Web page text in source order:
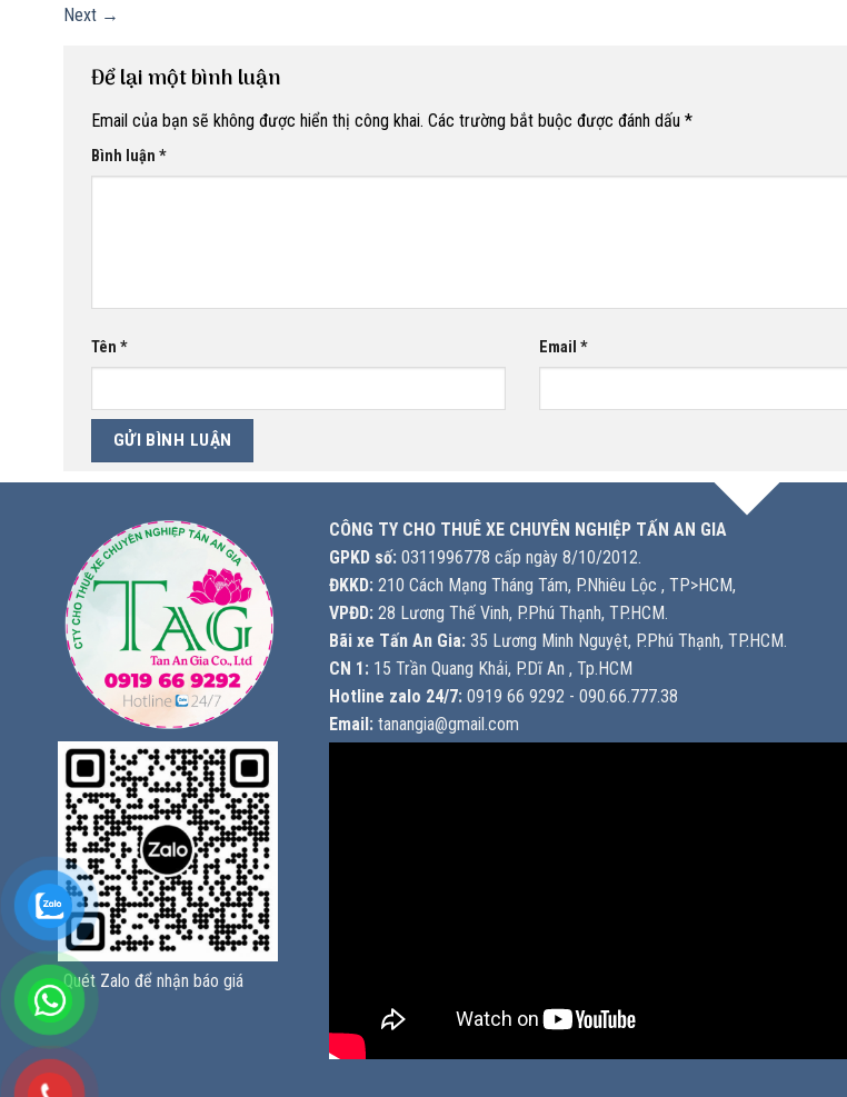
Next →
Để lại một bình luận
Email của bạn sẽ không được hiển thị công khai. Các trường bắt buộc được đánh dấu *
Bình luận *
Tên * Email*
Quét Zalo để nhận báo giá
CÔNG TY CHO THUÊ XE CHUYÊN NGHIỆP TẤN AN GIA
GPKD số: 0311996778 cấp ngày 8/10/2012.
ĐKKD: 210 Cách Mạng Tháng Tám, P.Nhiêu Lộc , TP>HCM,
VPĐD: 28 Lương Thế Vinh, P.Phú Thạnh, TP.HCM.
Bãi xe Tấn An Gia: 35 Lương Minh Nguyệt, P.Phú Thạnh, TP.HCM.
CN 1: 15 Trần Quang Khải, P.Dĩ An , Tp.HCM
Hotline zalo 24/7: 0919 66 9292 - 090.66.777.38
Email: tanangia@gmail.com